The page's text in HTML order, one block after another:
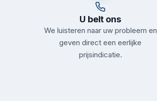
U belt ons
We luisteren naar uw probleem en
geven direct een eerlijke
prijsindicatie.